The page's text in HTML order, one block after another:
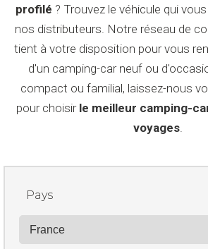
profilé ? Trouvez le véhicule qui
nos distributeurs. Notre réseau de
tient à votre disposition pour vous
d'un camping-car neuf ou
compact ou familial, laissez-nous
pour choisir le meilleur camping-
voyages.
Pays